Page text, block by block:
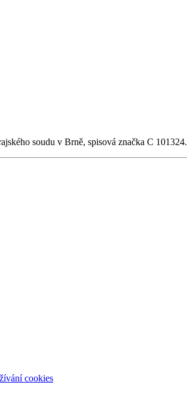
soudu v Brně, spisová značka C 101324.
cookies